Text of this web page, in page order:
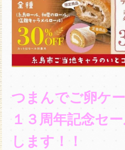
つまんでご卵ケ
１３周年記念セ
します！！